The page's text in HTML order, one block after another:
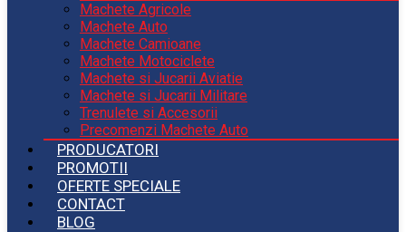
Machete Agricole
Machete Auto
Machete Camioane
Machete Motociclete
Machete si Jucarii Aviatie
Machete si Jucarii Militare
Trenulete si Accesorii
Precomenzi Machete Auto
PRODUCATORI
PROMOTII
OFERTE SPECIALE
CONTACT
BLOG